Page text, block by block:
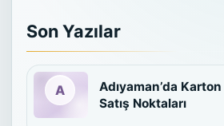
Son Yazılar
Adıyaman’da
Satış Noktaları